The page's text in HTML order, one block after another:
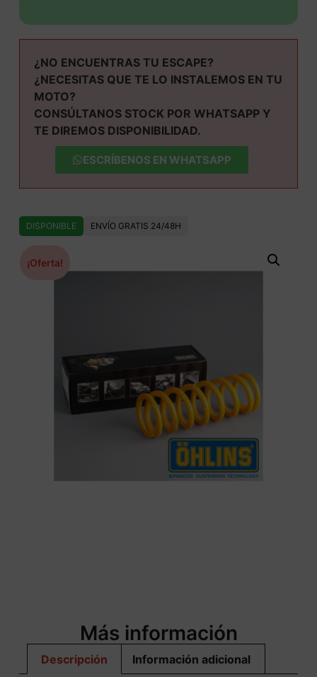
¿NO ENCUENTRAS TU ESCAPE?
¿NECESITAS QUE TE LO INSTALEMOS EN TU
MOTO?
CONSÚLTANOS STOCK POR WHATSAPP Y
TE DIREMOS DISPONIBILIDAD.
ESCRÍBENOS EN WHATSAPP
DISPONIBLE ENVÍO GRATIS 24/48H
¡Oferta!
Más información
Descripción Información adicional